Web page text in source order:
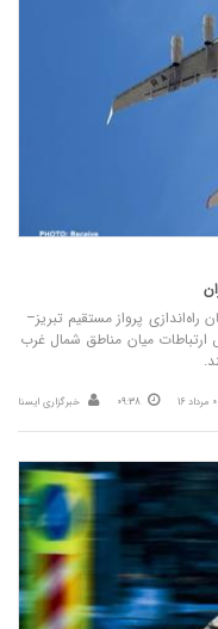
راه‌اندازی پرواز مستقیم تبریز–
میان مناطق شمال غرب
16
09:38 خبرگزاری ایسنا